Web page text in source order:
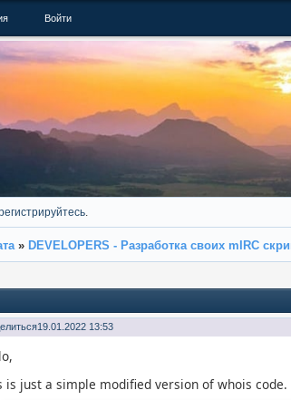
Войти
» DEVELOPERS - Разработка своих mIRC
19.01.2022 13:53
is just a simple modified version of whois code.